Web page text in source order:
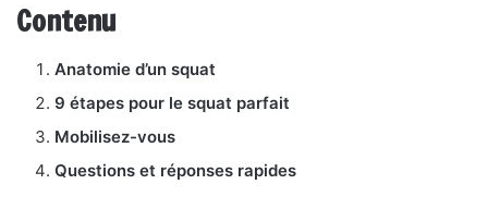
Contenu
Anatomie d’un squat
9 étapes pour le squat parfait
Mobilisez-vous
Questions et réponses rapides